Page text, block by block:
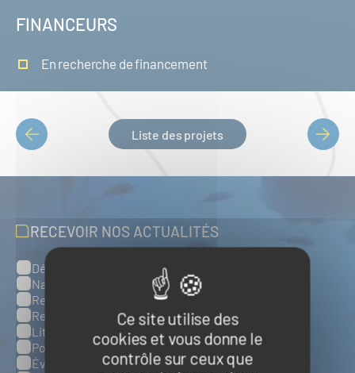
Ce site utilise des
cookies et vous donne le
contrôle sur ceux que
FINANCEURS
En recherche de financement
PAGINATION
Liste des projets
RECEVOIR NOS ACTUALITÉS
Catégories
Défense, sûreté et sécurité maritimes
Naval et nautisme
Ressources énergétiques et minérales marines
Ressources biologiques marines
Littoral et environnement marins
Ports, infrastructures et logistique
Évènements